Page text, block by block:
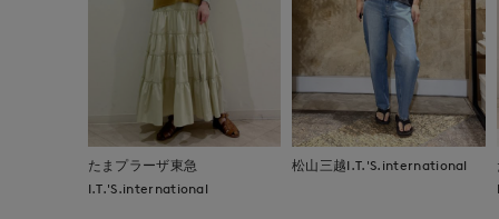
たまプラーザ東急
I.T.'S.international
松山三越I.T.'S.international